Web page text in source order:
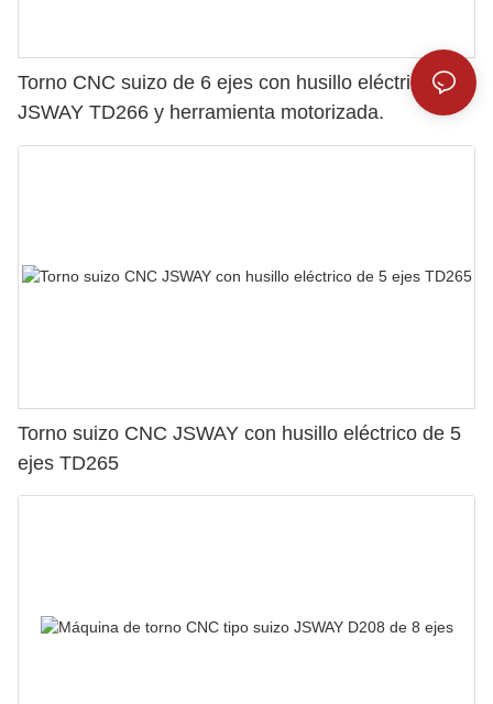
Torno CNC suizo de 6 ejes con husillo eléctrico
JSWAY TD266 y herramienta motorizada.
Torno suizo CNC JSWAY con husillo eléctrico de 5
ejes TD265